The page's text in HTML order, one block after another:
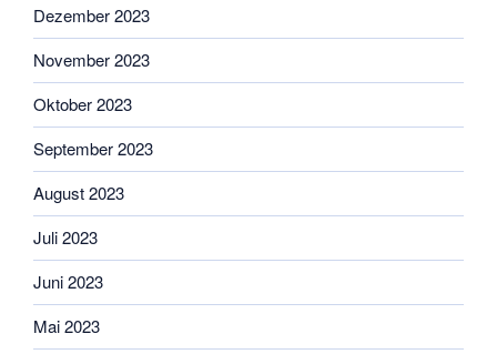
Dezember 2023
November 2023
Oktober 2023
September 2023
August 2023
Juli 2023
Juni 2023
Mai 2023